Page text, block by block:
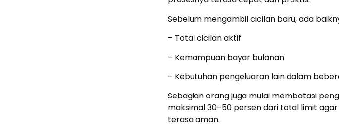
Sebelum mengambil cicilan baru, ada
– Total cicilan aktif
– Kemampuan bayar bulanan
– Kebutuhan pengeluaran lain dalam
Sebagian orang juga mulai membatasi
maksimal 30–50 persen dari total limit
terasa aman.